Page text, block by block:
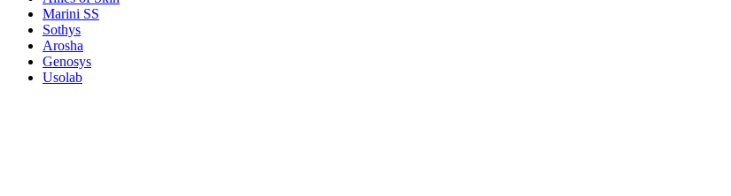
Marini SS
Sothys
Arosha
Genosys
Usolab